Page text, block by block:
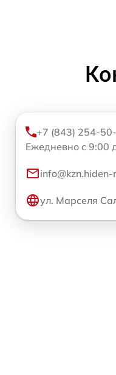
+7 (843) 254-
Ежедневно с 9:00
ул. Марселя